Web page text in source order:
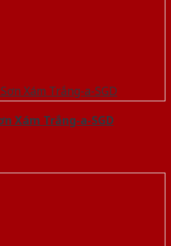
Xám Trắng-a-SGD